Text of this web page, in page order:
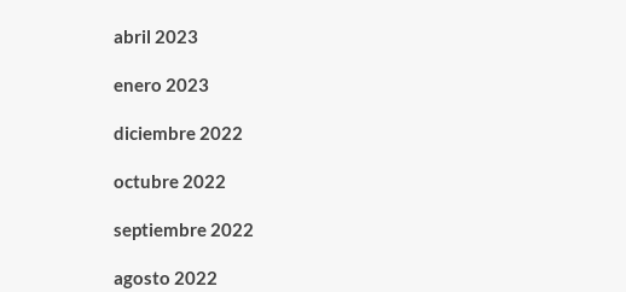
abril 2023
enero 2023
diciembre 2022
octubre 2022
septiembre 2022
agosto 2022